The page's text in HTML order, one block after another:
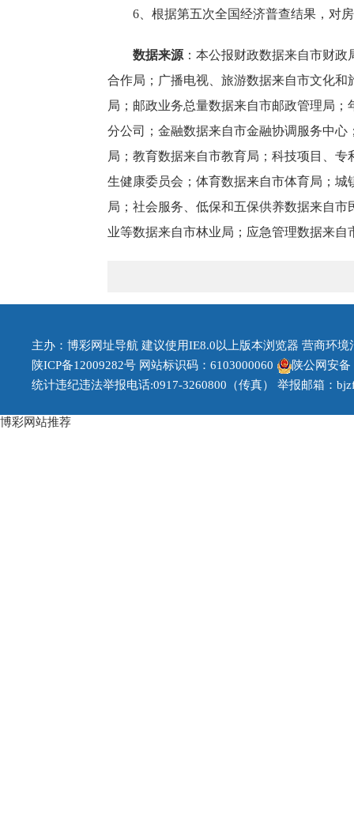
6、根据第五次全国经济普查结果，对
数据来源 ：本公报财政数据来自市财
合作局 ；广播电视、旅游数据来自市文化
局；邮政业务总量数据来自市邮政管理局
分公司；金融数据来自市金融协调服务中心
局 ；教育数据来自市教育局；科技项目、
生健康委员会；体育数据来自市体育局；城
局；社会服务、低保和五保供养数据来自
业等数据来自市林业局； 应急管理数据来自
主办：博彩网址导航 建议使用IE8.0以上版本浏览器 营商环境
陕ICP备12009282号 网站标识码：6103000060
陕公网安备
统计违纪违法举报电话:0917-3260800（传真） 举报邮箱：
博彩网站推荐